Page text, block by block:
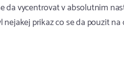
da vycentrovat v absolutnim
prikaz co se da pouzit na